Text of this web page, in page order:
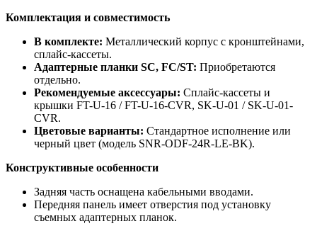
Комплектация и совместимость
В комплекте: Металлический корпус с кронштейнами,
сплайс-кассеты.
Адаптерные планки SC, FC/ST: Приобретаются
отдельно.
Рекомендуемые аксессуары: Сплайс-кассеты и
крышки FT-U-16 / FT-U-16-CVR, SK-U-01 / SK-U-01-
CVR.
Цветовые варианты: Стандартное исполнение или
черный цвет (модель SNR-ODF-24R-LE-BK).
Конструктивные особенности
Задняя часть оснащена кабельными вводами.
Передняя панель имеет отверстия под установку
съемных адаптерных планок.